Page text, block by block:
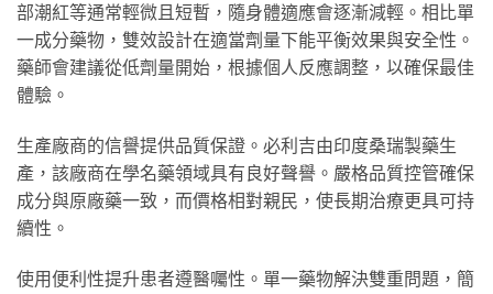
部潮紅等通常輕微且短暫，隨身體適應會逐漸減輕。相比單
一成分藥物，雙效設計在適當劑量下能平衡效果與安全性。
藥師會建議從低劑量開始，根據個人反應調整，以確保最佳
體驗。
生產廠商的信譽提供品質保證。必利吉由印度桑瑞製藥生
產，該廠商在學名藥領域具有良好聲譽。嚴格品質控管確保
成分與原廠藥一致，而價格相對親民，使長期治療更具可持
續性。
使用便利性提升患者遵醫囑性。單一藥物解決雙重問題，簡